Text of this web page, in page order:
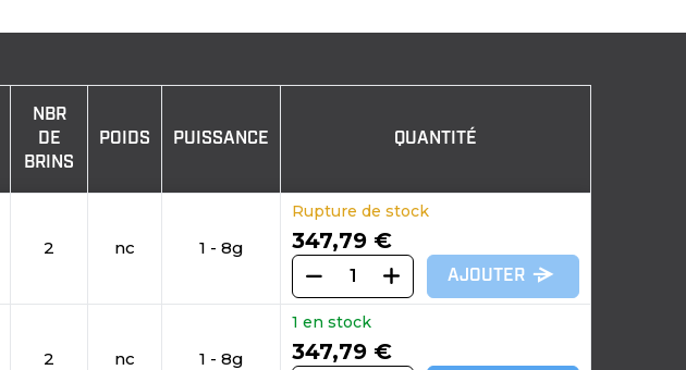
NBR
DE
BRINS
POIDS PUISSANCE QUANTITÉ
2 nc 1 - 8g
Rupture de stock
347,79 €
AJOUTER
2 nc 1 - 8g
1 en stock
347,79 €